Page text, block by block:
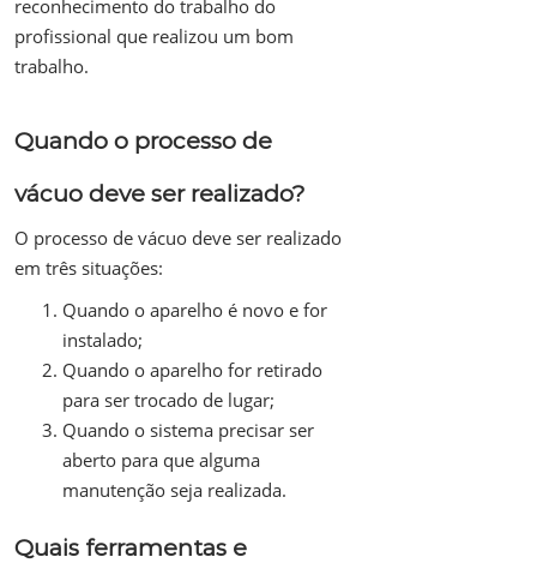
reconhecimento do trabalho do
profissional que realizou um bom
trabalho.
Quando o processo de
vácuo deve ser realizado?
O processo de vácuo deve ser realizado
em três situações:
Quando o aparelho é novo e for
instalado;
Quando o aparelho for retirado
para ser trocado de lugar;
Quando o sistema precisar ser
aberto para que alguma
manutenção seja realizada.
Quais ferramentas e